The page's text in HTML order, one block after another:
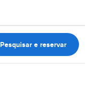
Pesquisar e reservar